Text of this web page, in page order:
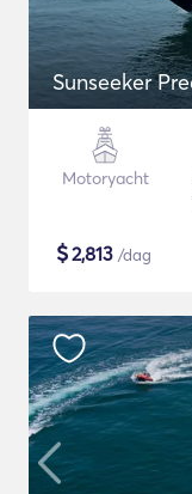
Sunseeker
Motoryacht
$2,813 /dag